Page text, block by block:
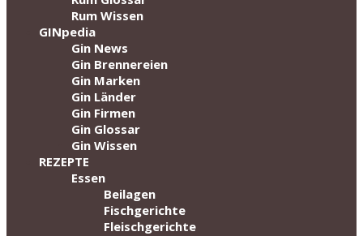
Rum Wissen
GINpedia
Gin News
Gin Brennereien
Gin Marken
Gin Länder
Gin Firmen
Gin Glossar
Gin Wissen
REZEPTE
Essen
Beilagen
Fischgerichte
Fleischgerichte